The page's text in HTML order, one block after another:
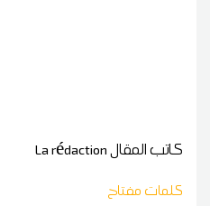
كاتب المقالLa rédaction
كلمات مفتاح